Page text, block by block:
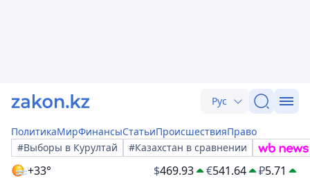
Рус
ПолитикаМирФинансыСтатьиПроисшествияПраво
#Выборы в Курултай
#Казахстан в сравнении
+33° $469.93 €541.64 ₽5.71